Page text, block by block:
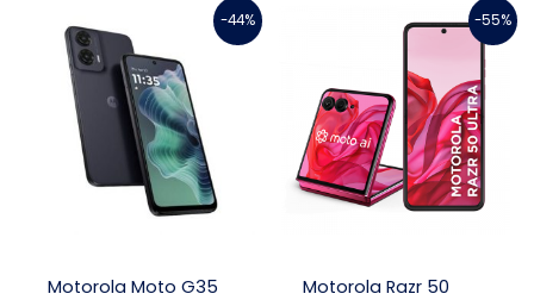
-44%
Motorola Moto G35
original
era:
R$ 1.699,00.
O
preço
atual
-55%
Motorola Razr 50
preço
era:
R$ 7.999,00.
preço
é:
R$ 3.599,00.